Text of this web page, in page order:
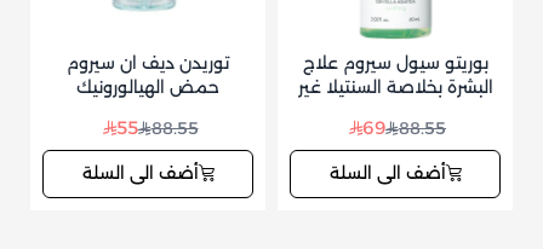
بوريتو سيول سيروم علاج
البشرة بخلاصة السنتيلا غير
88.55
69
أضف الى السلة
توريدن ديف ان سيروم
حمض الهيالورونيك
88.55
55
أضف الى السلة